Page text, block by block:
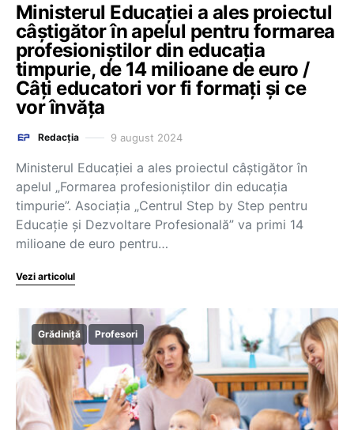
Ministerul Educației a ales proiectul
câștigător în apelul pentru formarea
profesioniștilor din educația
timpurie, de 14 milioane de euro /
Câți educatori vor fi formați și ce
vor învăța
Redacția 9 august 2024
Ministerul Educației a ales proiectul câștigător în
apelul „Formarea profesioniștilor din educația
timpurie”. Asociația „Centrul Step by Step pentru
Educație și Dezvoltare Profesională” va primi 14
milioane de euro pentru…
Vezi articolul
Grădiniță Profesori